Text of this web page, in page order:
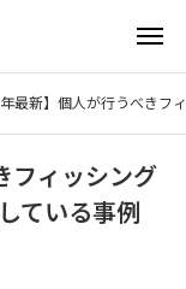
年最新】個人が行うべきフ
フィッシング
ている事例